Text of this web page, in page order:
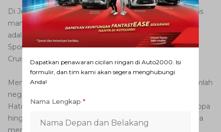
Di Jepang tipe GR Sport menjadi flagship dan cukup laris
manis. Contoh model GR Spot di line up Toyota Jepang
adalah Toyota Voxy GR Sport, C-HR GR Sport, Noah GR
Sport, Prius PHV GR Sport, hingga yang terbaru Land
Cruiser GR Sport.
Menariknya kini kini tipe GR Sport juga terdapat di sejumlah
negara Eropa dan Asia Tenggara. Contohnya Corolla
Hatchback GR Sport dan Corolla Touring GR Sport di Eropa
hingga Vios GR Sport di Malaysia. Semuanya sama-sama
mengusung semangat yang sama, spirit Toyota Gazoo
Dapatkan penawaran cicilan ringan di Auto2000. Isi
formulir, dan tim kami akan segera menghubungi
Anda!
Nama Lengkap *